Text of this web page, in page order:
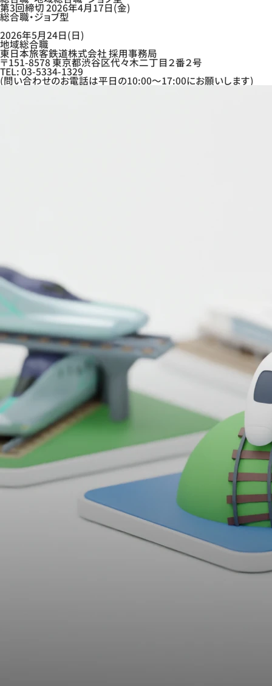
第3回締切 2026年4月17日(金)
総合職・ジョブ型
2026年5月24日(日)
地域総合職
東日本旅客鉄道株式会社 採用事務局
〒151-8578 東京都渋谷区代々木二丁目２番２号
TEL: 03-5334-1329
(問い合わせのお電話は平日の10:00～17:00にお願いします)